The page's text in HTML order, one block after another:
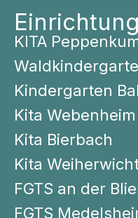
KITA
Kindergarten
Kita Webenheim
Kita Bierbach
Kita
FGTS an der
FGTS